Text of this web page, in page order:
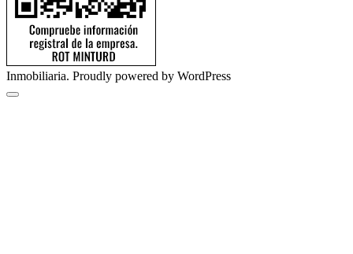
Inmobiliaria. Proudly powered by WordPress